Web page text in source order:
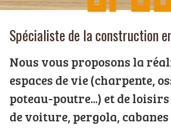
Spécialiste de la construction
Nous vous proposons la
espaces de vie (charpente,
poteau-poutre...) et de
de voiture, pergola, cabanes